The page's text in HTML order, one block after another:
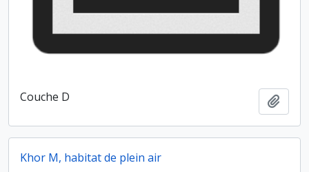
Couche D
Khor M, habitat de plein air